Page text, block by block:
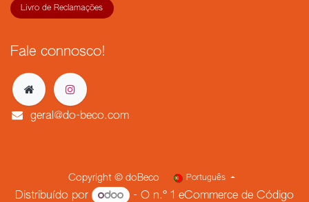
Livro de Reclamações
Fale connosco!
geral@do-beco.com
Copyright © doBeco Português
Distribuído por - O n.º 1 eCommerce de Código